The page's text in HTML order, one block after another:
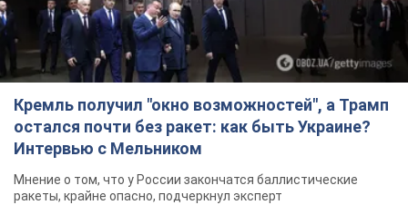
Кремль получил "окно возможностей", а Трамп
остался почти без ракет: как быть Украине?
Интервью с Мельником
Мнение о том, что у России закончатся баллистические
ракеты, крайне опасно, подчеркнул эксперт